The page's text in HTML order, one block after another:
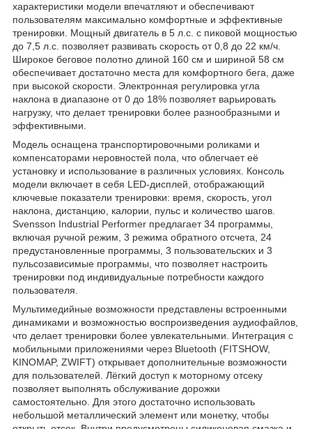
характеристики модели впечатляют и обеспечивают
пользователям максимально комфортные и эффективные
тренировки. Мощный двигатель в 5 л.с. с пиковой мощностью
до 7,5 л.с. позволяет развивать скорость от 0,8 до 22 км/ч.
Широкое беговое полотно длиной 160 см и шириной 58 см
обеспечивает достаточно места для комфортного бега, даже
при высокой скорости. Электронная регулировка угла
наклона в диапазоне от 0 до 18% позволяет варьировать
нагрузку, что делает тренировки более разнообразными и
эффективными.
Модель оснащена транспортировочными роликами и
компенсаторами неровностей пола, что облегчает её
установку и использование в различных условиях. Консоль
модели включает в себя LED-дисплей, отображающий
ключевые показатели тренировки: время, скорость, угол
наклона, дистанцию, калории, пульс и количество шагов.
Svensson Industrial Performer предлагает 34 программы,
включая ручной режим, 3 режима обратного отсчета, 24
предустановленные программы, 3 пользовательских и 3
пульсозависимые программы, что позволяет настроить
тренировки под индивидуальные потребности каждого
пользователя.
Мультимедийные возможности представлены встроенными
динамиками и возможностью воспроизведения аудиофайлов,
что делает тренировки более увлекательными. Интеграция с
мобильными приложениями через Bluetooth (FITSHOW,
KINOMAP, ZWIFT) открывает дополнительные возможности
для пользователей. Лёгкий доступ к моторному отсеку
позволяет выполнять обслуживание дорожки
самостоятельно. Для этого достаточно использовать
небольшой металлический элемент или монетку, чтобы